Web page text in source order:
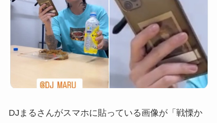
DJまるさんがスマホに貼っている画像が「戦慄か